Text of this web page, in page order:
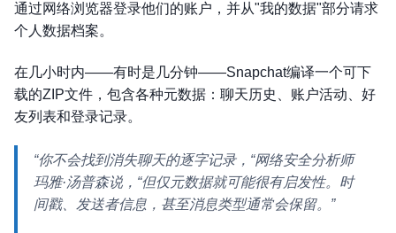
通过网络浏览器登录他们的账户，并从"我的数据"部分请求
个人数据档案。
在几小时内——有时是几分钟——Snapchat编译一个可下
载的ZIP文件，包含各种元数据：聊天历史、账户活动、好
友列表和登录记录。
“你不会找到消失聊天的逐字记录，“网络安全分析师
玛雅·汤普森说，“但仅元数据就可能很有启发性。时
间戳、发送者信息，甚至消息类型通常会保留。”